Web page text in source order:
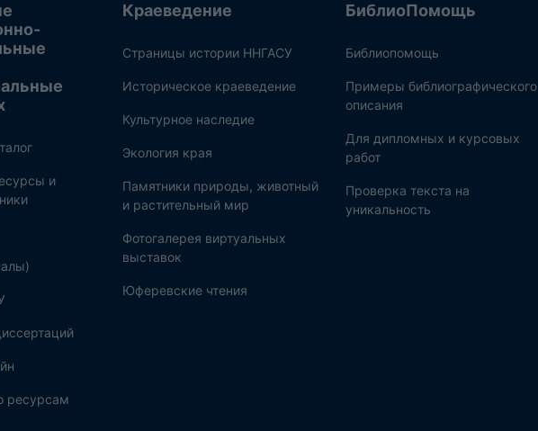
и
ресурсам
Краеведение
Страницы истории ННГАСУ
Историческое краеведение
Культурное наследие
Экология края
Памятники природы, животный
и растительный мир
Фотогалерея виртуальных
выставок
Юферевские чтения
БиблиоПомощь
Библиопомощь
Примеры библиографического
описания
Для дипломных и курсовых
работ
Проверка текста на
уникальность